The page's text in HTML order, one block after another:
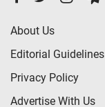
About Us
Editorial Guidelines
Privacy Policy
Advertise With Us